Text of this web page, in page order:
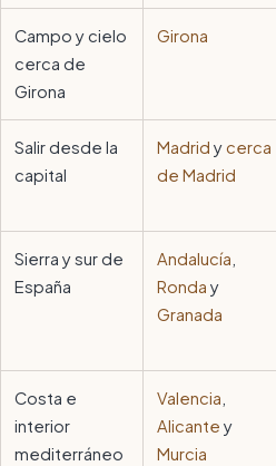
Campo y cielo
cerca de
Girona
Girona
Salir desde la
capital
Madrid ycerca
de Madrid
Sierra y sur de
España
Andalucía
Ronda y
Granada
Costa e
interior
mediterráneo
Valencia
Alicante y
Murcia